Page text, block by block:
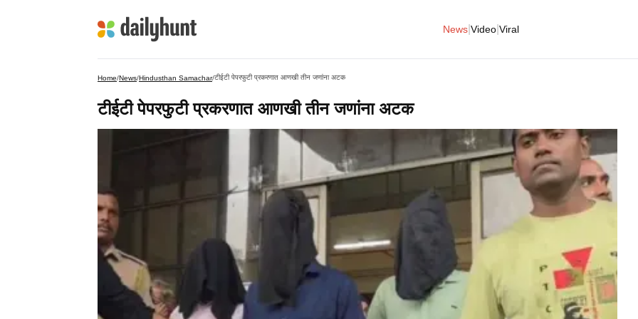
News Video Viral
Home/News/Hindusthan Samachar/टीईटी पेपरफुटी प्रकरणात आणखी तीन जणांना अटक
टीईटी पेपरफुटी प्रकरणात आणखी तीन जणांना अटक